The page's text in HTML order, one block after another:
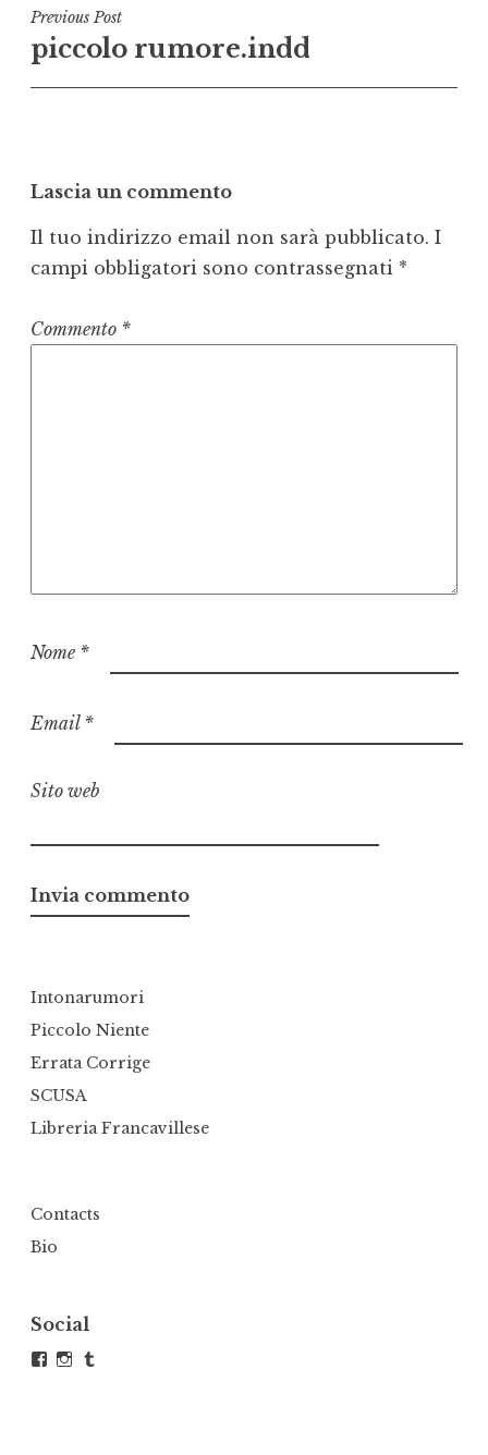
Navigazione
articoli
Previous Post
piccolo rumore.indd
Lascia un commento
Il tuo indirizzo email non sarà pubblicato. I
campi obbligatori sono contrassegnati *
Commento *
Nome *
Email *
Sito web
Intonarumori
Piccolo Niente
Errata Corrige
SCUSA
Libreria Francavillese
Contacts
Bio
Social
VisualizzaVisualizza